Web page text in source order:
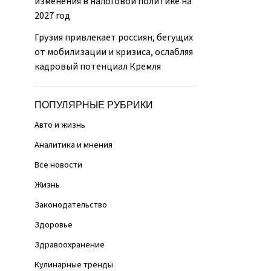
2027 год
Грузия привлекает россиян, бегущих
от мобилизации и кризиса, ослабляя
кадровый потенциал Кремля
ПОПУЛЯРНЫЕ РУБРИКИ
Авто и жизнь
Аналитика и мнения
Все новости
Жизнь
Законодательство
Здоровье
Здравоохранение
Кулинарные тренды